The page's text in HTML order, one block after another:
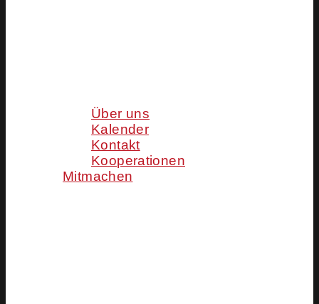
Über uns
Kalender
Kontakt
Kooperationen
Mitmachen